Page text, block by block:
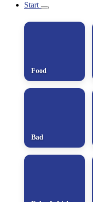
Start
Food
Bad